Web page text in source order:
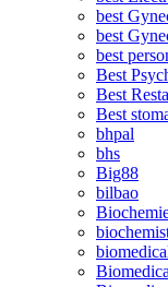
best
best
best
Best
Best
Best
bhpal
bhs
Big88
bilbao